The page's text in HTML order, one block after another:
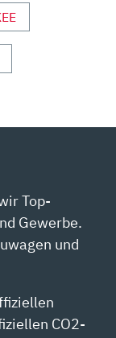
Top-
Gewerbe.
und
CO2-